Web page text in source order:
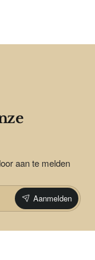
aan te melden
Aanmelden